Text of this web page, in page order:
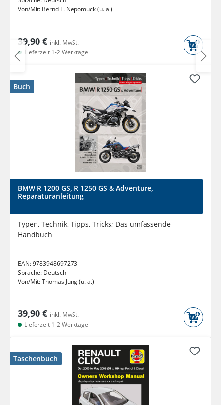
Von/Mit: Bernd L. Nepomuck (u. a.)
39,90 € inkl. MwSt.
Lieferzeit 1-2 Werktage
Buch
BMW R 1200 GS, R 1250 GS & Adventure,
Reparaturanleitung
Typen, Technik, Tipps, Tricks; Das umfassende
Handbuch
EAN:9783948697273
Sprache: Deutsch
Von/Mit:Thomas Jung (u. a.)
39,90 € inkl. MwSt.
Lieferzeit 1-2 Werktage
Taschenbuch